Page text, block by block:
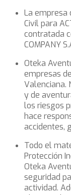
La empresa
Civil para
contratada
COMPANY
Oteka
empresas
Valenciana.
y de
los riesgos
hace
accidentes,
Todo el
Protección
Oteka
seguridad
actividad.